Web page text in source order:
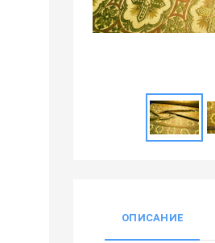
ОПИСАНИЕ